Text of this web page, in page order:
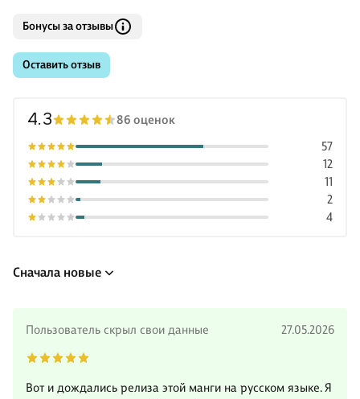
Бонусы за отзывы
Оставить отзыв
4.3 86 оценок
4
2
11
12
57
Сначала новые
Пользователь скрыл свои данные 27.05.2026
Вот и дождались релиза этой манги на русском языке. Я